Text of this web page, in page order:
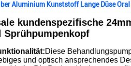
Aluminium Kunststoff Lange Düse
kundenspezifische
Sprühpumpenkopf
Diese
und optisch ansprechendes